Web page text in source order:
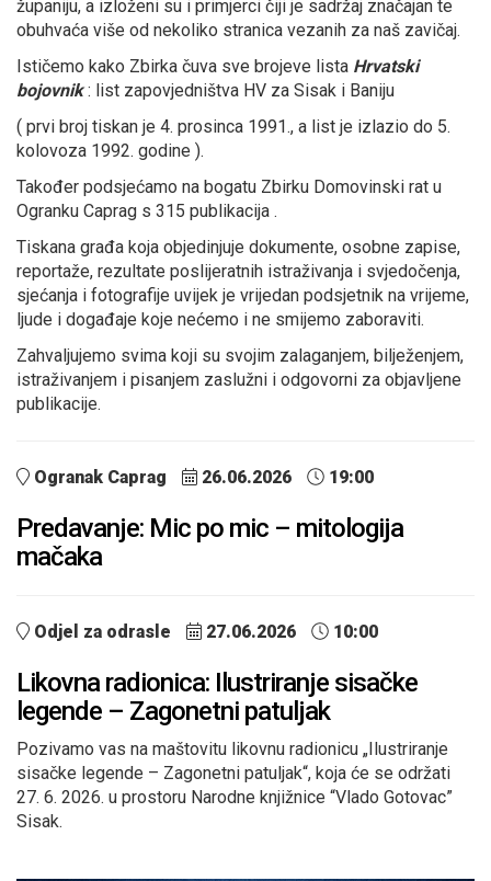
županiju, a izloženi su i primjerci čiji je sadržaj značajan te
obuhvaća više od nekoliko stranica vezanih za naš zavičaj.
Ističemo kako Zbirka čuva sve brojeve lista Hrvatski
bojovnik: list zapovjedništva HV za Sisak i Baniju
( prvi broj tiskan je 4. prosinca 1991., a list je izlazio do 5.
kolovoza 1992. godine ).
Također podsjećamo na bogatu Zbirku Domovinski rat u
Ogranku Caprag s 315 publikacija .
Tiskana građa koja objedinjuje dokumente, osobne zapise,
reportaže, rezultate poslijeratnih istraživanja i svjedočenja,
sjećanja i fotografije uvijek je vrijedan podsjetnik na vrijeme,
ljude i događaje koje nećemo i ne smijemo zaboraviti.
Zahvaljujemo svima koji su svojim zalaganjem, bilježenjem,
istraživanjem i pisanjem zaslužni i odgovorni za objavljene
publikacije.
Ogranak Caprag 26.06.2026 19:00
Predavanje: Mic po mic – mitologija
mačaka
Odjel za odrasle 27.06.2026 10:00
Likovna radionica: Ilustriranje sisačke
legende – Zagonetni patuljak
Pozivamo vas na maštovitu likovnu radionicu „Ilustriranje
sisačke legende – Zagonetni patuljak“, koja će se održati
27. 6. 2026. u prostoru Narodne knjižnice “Vlado Gotovac”
Sisak.